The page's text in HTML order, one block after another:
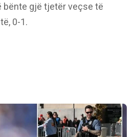
bënte gjë tjetër veçse të
0-1.